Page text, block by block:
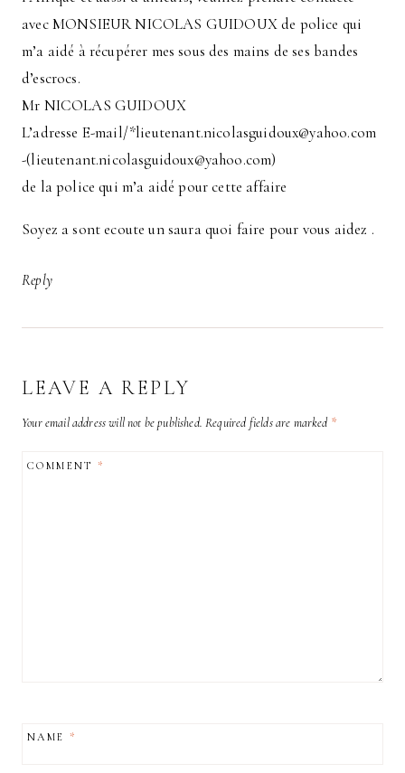
avec MONSIEUR NICOLAS GUIDOUX de police qui
m’a aidé à récupérer mes sous des mains de ses bandes
d’escrocs.
Mr NICOLAS GUIDOUX
L’adresse E-mail/*lieutenant.nicolasguidoux@yahoo.com
-(lieutenant.nicolasguidoux@yahoo.com)
de la police qui m’a aidé pour cette affaire
Soyez a sont ecoute un saura quoi faire pour vous aidez .
Reply
LEAVE A REPLY
Your email address will not be published. Required fields are marked *
COMMENT*
NAME *